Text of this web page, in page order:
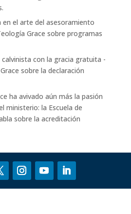
en el arte del asesoramiento
Grace sobre programas
calvinista con la gracia gratuita -
sobre la declaración
ha avivado aún más la pasión
ministerio: la Escuela de
sobre la acreditación